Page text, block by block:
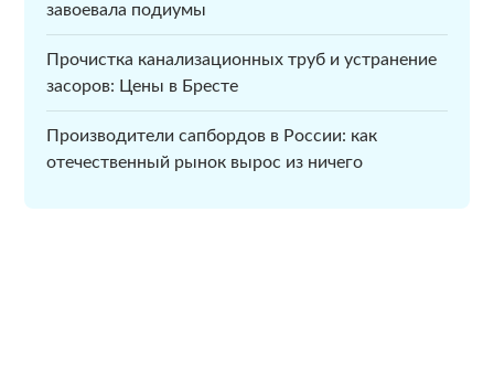
завоевала подиумы
Прочистка канализационных труб и устранение
засоров: Цены в Бресте
Производители сапбордов в России: как
отечественный рынок вырос из ничего